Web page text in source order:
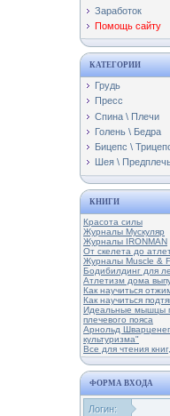
Заработок
Помощь сайту
КАТЕГОРИИ
Грудь
Пресс
Спина \ Плечи
Голень \ Бедра
Бицепс \
Шея \
КНИГИ
Красота силы
Журналы Мускуляр
Журналы IRONMAN
От скелета до
Журналы Muscle &
Бодибилдинг для
Атлетизм дома
Как научиться
Как научиться
Идеальные мышцы
плечевого пояса
Арнольд
культуризма"
Все для чтения
ФОРМА ВХОДА
Логин: